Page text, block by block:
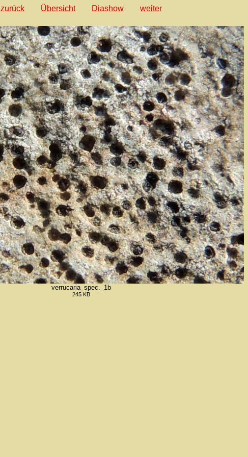
zurück Übersicht Diashow weiter
verrucaria_spec._1b
245 KB